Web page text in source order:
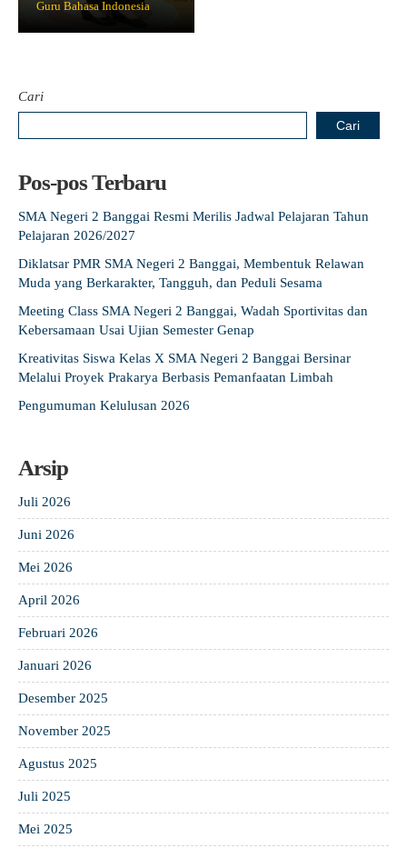
Guru Belajar
Guru Bahasa Indonesia
Cari
Cari
Pos-pos Terbaru
SMA Negeri 2 Banggai Resmi Merilis Jadwal Pelajaran Tahun
Pelajaran 2026/2027
Diklatsar PMR SMA Negeri 2 Banggai, Membentuk Relawan
Muda yang Berkarakter, Tangguh, dan Peduli Sesama
Meeting Class SMA Negeri 2 Banggai, Wadah Sportivitas dan
Kebersamaan Usai Ujian Semester Genap
Kreativitas Siswa Kelas X SMA Negeri 2 Banggai Bersinar
Melalui Proyek Prakarya Berbasis Pemanfaatan Limbah
Pengumuman Kelulusan 2026
Arsip
Juli 2026
Juni 2026
Mei 2026
April 2026
Februari 2026
Januari 2026
Desember 2025
November 2025
Agustus 2025
Juli 2025
Mei 2025